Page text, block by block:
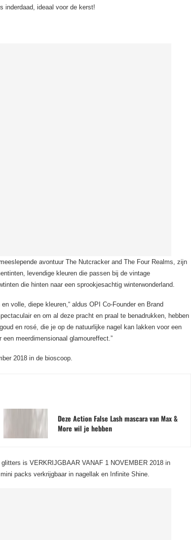
inderdaad, ideaal voor de kerst!
avontuur The Nutcracker and The Four Realms, zijn
levendige kleuren die passen bij de vintage
die hinten naar een sprookjesachtig winterwonderland.
volle, diepe kleuren,“ aldus OPI Co-Founder en Brand
en om al deze pracht en praal te benadrukken, hebben
en rosé, die je op de natuurlijke nagel kan lakken voor een
meerdimensionaal glamoureffect.”
2018 in de bioscoop.
Deze Action False Lash mascara van Max &
More wil je hebben
is VERKRIJGBAAR VANAF 1 NOVEMBER 2018 in
packs verkrijgbaar in nagellak en Infinite Shine.